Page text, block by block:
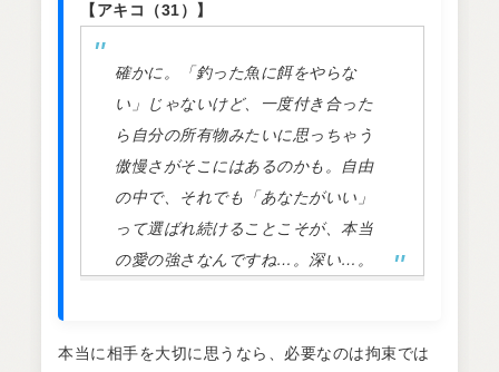
【アキコ（31）】
確かに。「釣った魚に餌をやらな
い」じゃないけど、一度付き合った
ら自分の所有物みたいに思っちゃう
傲慢さがそこにはあるのかも。自由
の中で、それでも「あなたがいい」
って選ばれ続けることこそが、本当
の愛の強さなんですね…。深い…。
本当に相手を大切に思うなら、必要なのは拘束では